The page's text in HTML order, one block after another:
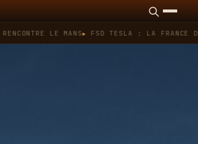
LE MANS FSD TESLA : LA FRANCE DIT